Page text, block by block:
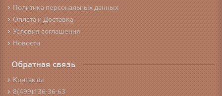
Политика персональных данных
Оплата и Доставка
Условия соглашения
Новости
Обратная связь
Контакты
8(499)136-36-63